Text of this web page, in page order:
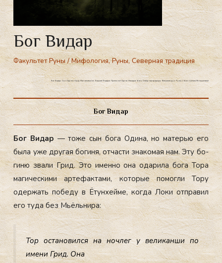
Бог Видар
Факультет Руны/Мифология,Руны,Северная традиция
Бог Видар. Сын Одина и Грид. Молчаливый ас. Башмак Видара. Преемник Одина. Молодые боги. Северная традиция. Факультет рун. Руны и боги. Школа Меньшиковой
Бог Видар
Бог Ви­дар— то­же сын бо­га Оди­на, но ма­терью его
бы­ла уже дру­гая бо­гиня, от­части зна­комая нам. Эту бо­
гиню зва­ли Грид. Это имен­но она ода­рила бо­га То­ра
ма­гичес­ки­ми ар­те­фак­та­ми, ко­торые по­мог­ли То­ру
одер­жать по­беду в Ётун­хей­ме, ког­да Ло­ки от­пра­вил
его ту­да без Мь­ёль­ни­ра:
Тор ос­та­новил­ся на ноч­лег у ве­ликан­ши по
име­ни Грид. Она